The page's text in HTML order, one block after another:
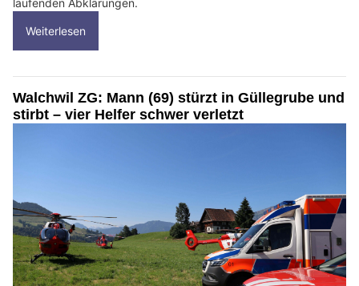
laufenden Abklärungen.
Weiterlesen
Walchwil ZG: Mann (69) stürzt in Güllegrube und
stirbt – vier Helfer schwer verletzt